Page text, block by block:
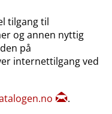
tilgang til
og annen nyttig
på
internettilgang ved
.